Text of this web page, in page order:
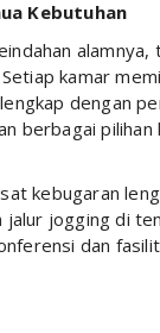
Kebutuhan
kamar
dengan
berbagai pilihan
kebugaran
jogging di
dan